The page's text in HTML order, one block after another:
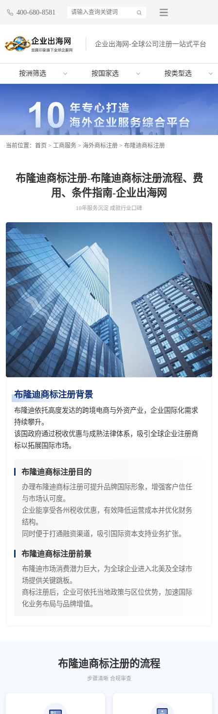
400-680-8581
企业出海网-全球公司注册一站式平台
按洲筛选 按国家选 按类型选
当前位置： 首页 > 工商服务 > 海外商标注册 > 布隆迪商标注册
布隆迪商标注册-布隆迪商标注册流程、费
用、条件指南-企业出海网
10年服务沉淀 成就行业口碑
布隆迪商标注册背景
布隆迪依托高度发达的跨境电商与外资产业，企业国际化需求
持续攀升。
该国政府通过税收优惠与成熟法律体系，吸引全球企业注册商
标以拓展国际市场。
布隆迪商标注册目的
办理布隆迪商标注册可提升品牌国际形象，增强客户信任
与市场认可度。
企业能享受各州税收优惠，有效降低运营成本并优化财务
结构。
同时便于打通融资渠道，吸引国际资本支持业务扩张。
布隆迪商标注册前景
布隆迪市场消费潜力巨大，为全球企业进入北美及全球市
场提供关键跳板。
商标注册后，企业可依托当地政策与区位优势，加速国际
化业务布局与品牌增值。
布隆迪商标注册的流程
步骤清晰 合规审查